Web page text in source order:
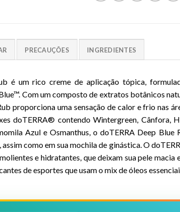
PRECAUÇÕES INGREDIENTES
é um rico creme de aplicação tópica,
Com um composto de extratos botânicos
proporciona uma sensação de calor e frio nas
doTERRA® contendo Wintergreen, Cânfora,
Azul e Osmanthus, o doTERRA Deep Blue
como em sua mochila de ginástica. O
e hidratantes, que deixam sua pele macia
de esportes que usam o mix de óleos